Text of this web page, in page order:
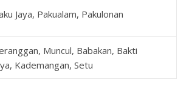
Jaya, Pakualam, Pakulonan
Muncul, Babakan, Bakti
Kademangan, Setu